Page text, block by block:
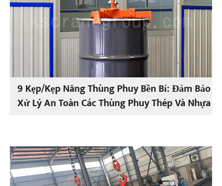
9 Kẹp/Kẹp Nâng Thùng Phuy Bền Bỉ: Đảm Bảo
Xử Lý An Toàn Các Thùng Phuy Thép Và Nhựa